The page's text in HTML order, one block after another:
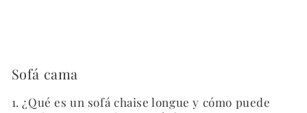
Sofá cama
1. ¿Qué es un sofá chaise longue y cómo puede